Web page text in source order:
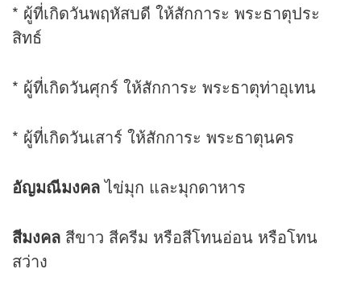
* ผู้ที่เกิดวันพฤหัสบดี ให้สักการะ พระธาตุประ
สิทธ์
* ผู้ที่เกิดวันศุกร์ ให้สักการะ พระธาตุท่าอุเทน
* ผู้ที่เกิดวันเสาร์ ให้สักการะ พระธาตุนคร
อัญมณีมงคลไข่มุก และมุกดาหาร
สีมงคล สีขาว สีครีม หรือสีโทนอ่อน หรือโทน
สว่าง